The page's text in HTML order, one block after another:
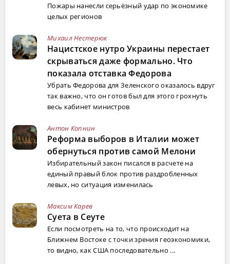
Пожары нанесли серьёзный удар по экономике
целых регионов
Михаил Нестерюк
Нацистское нутро Украины перестает
скрываться даже формально. Что
показала отставка Федорова
Убрать Федорова для Зеленского оказалось вдруг
так важно, что он готов был для этого грохнуть
весь кабинет министров
Антон Копнин
Реформа выборов в Италии может
обернуться против самой Мелони
Избирательный закон писался в расчете на
единый правый блок против раздробленных
левых, но ситуация изменилась
Максим Карев
Суета в Сеуте
Если посмотреть на то, что происходит на
Ближнем Востоке с точки зрения геоэкономики,
то видно, как США последовательно ...